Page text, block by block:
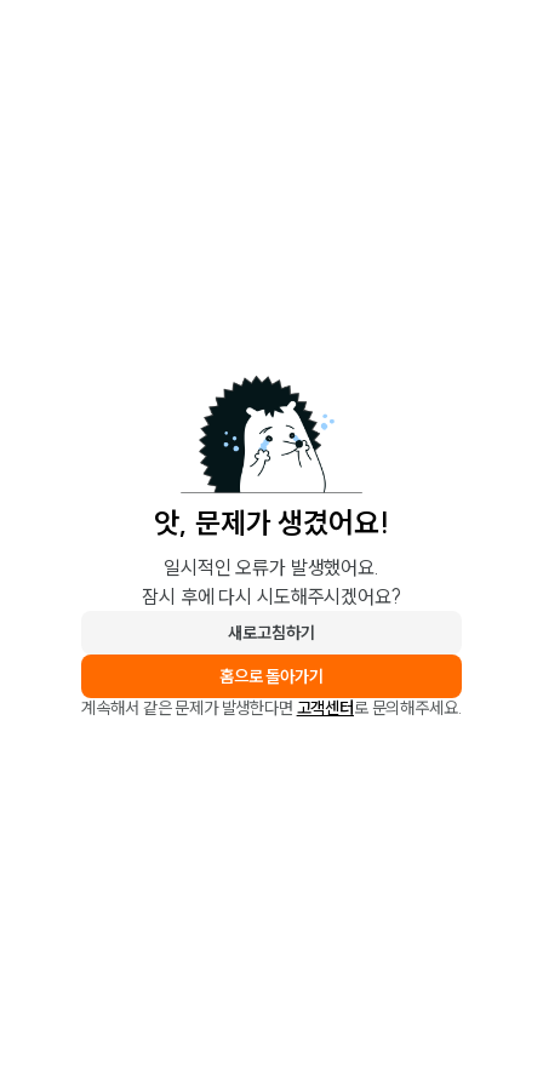
앗, 문제가 생겼어요!
일시적인 오류가 발생했어요.
잠시 후에 다시 시도해주시겠어요?
새로고침하기
홈으로 돌아가기
계속해서 같은 문제가 발생한다면 고객센터로 문의해주세요.